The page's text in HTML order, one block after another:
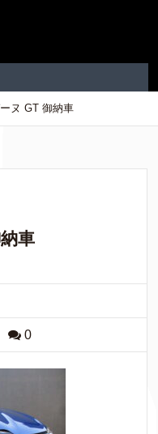
ヌ GT 御納車
車
0